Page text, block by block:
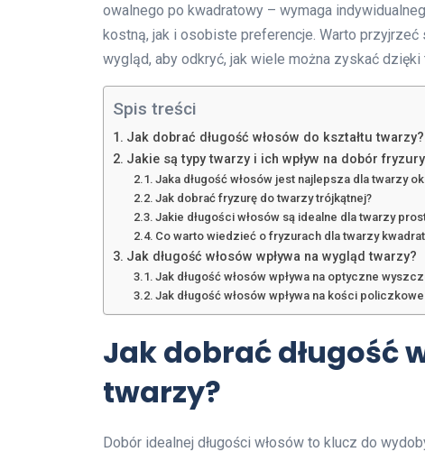
owalnego po kwadratowy – wymaga
kostną, jak i osobiste preferencje. Warto przyjrzeć
wygląd, aby odkryć, jak wiele można zyskać
Spis treści
Jak dobrać długość włosów do kształtu twarzy?
Jakie są typy twarzy i ich wpływ na dobór
Jaka długość włosów jest najlepsza dla twarzy
Jak dobrać fryzurę do twarzy trójkątnej?
Jakie długości włosów są idealne dla twarzy
Co warto wiedzieć o fryzurach dla twarzy
Jak długość włosów wpływa na wygląd twarzy?
Jak długość włosów wpływa na optyczne
Jak długość włosów wpływa na kości
Jak dobrać długość
twarzy?
Dobór idealnej długości włosów to klucz do